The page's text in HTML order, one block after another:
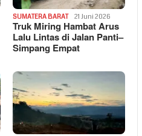
SUMATERA BARAT 21 Juni 2026
Truk Miring Hambat Arus
Lalu Lintas di Jalan Panti–
Simpang Empat